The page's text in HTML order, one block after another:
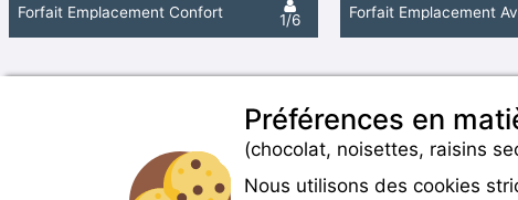
Forfait Emplacement Confort 1/6
Préférences en
(chocolat, noisettes, raisins
Nous utilisons des cookies